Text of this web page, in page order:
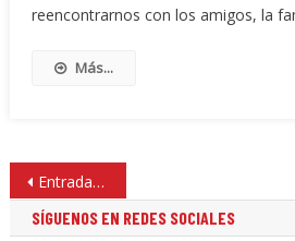
reencontrarnos con los amigos, la
Más...
Navegación
de
entradas
Entradas anteriores
SÍGUENOS EN REDES SOCIALES